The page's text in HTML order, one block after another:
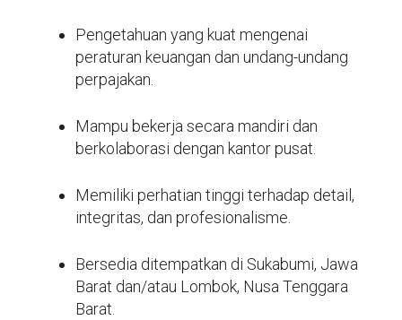
Pengetahuan yang kuat mengenai
peraturan keuangan dan undang-undang
perpajakan.
Mampu bekerja secara mandiri dan
berkolaborasi dengan kantor pusat.
Memiliki perhatian tinggi terhadap detail,
integritas, dan profesionalisme.
Bersedia ditempatkan di Sukabumi, Jawa
Barat dan/atau Lombok, Nusa Tenggara
Barat.